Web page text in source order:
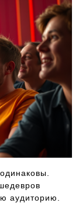
аудиторию.